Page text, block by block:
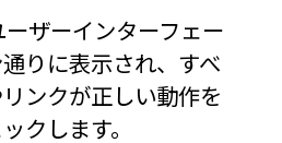
ーザーインターフェー
りに表示され、すべ
ンクが正しい動作を
クします。